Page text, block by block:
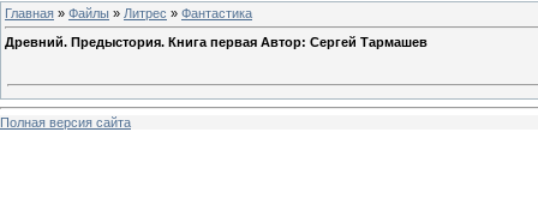
Главная » Файлы » Литрес » Фантастика
Древний. Предыстория. Книга первая Автор: Сергей Тармашев
Полная версия сайта